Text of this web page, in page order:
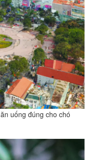
uống đúng cho chó